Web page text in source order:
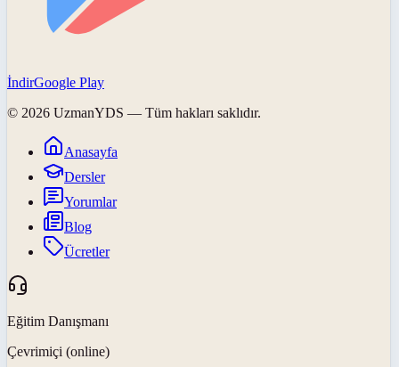
İndirGoogle Play
© 2026 UzmanYDS — Tüm hakları saklıdır.
Anasayfa
Dersler
Yorumlar
Blog
Ücretler
Eğitim Danışmanı
Çevrimiçi (online)